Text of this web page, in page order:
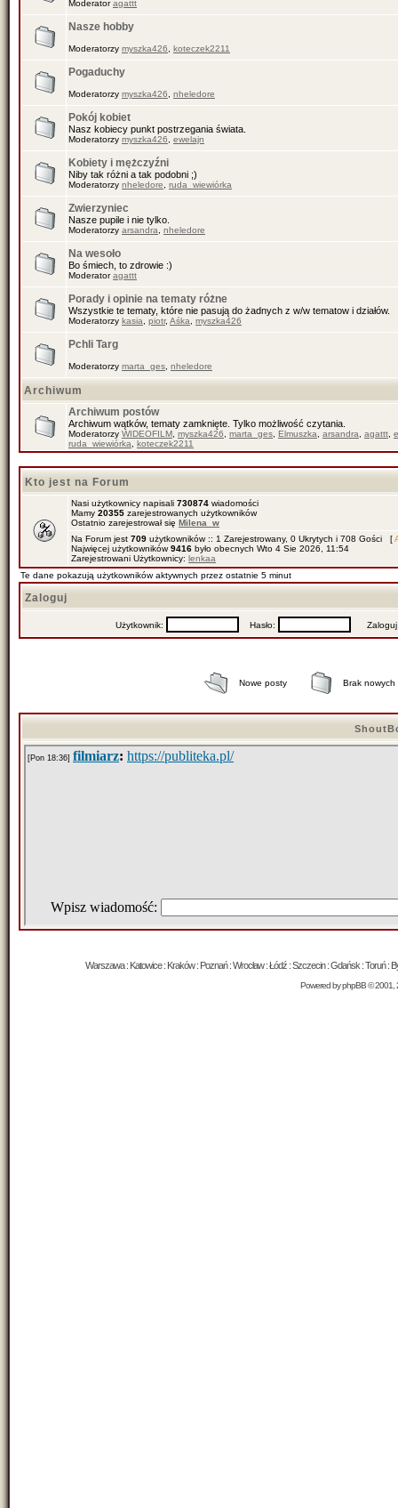
Moderatoragattt
Nasze hobby
Moderatorzy myszka426 koteczek2211
Pogaduchy
Moderatorzy myszka426 nheledore
Pokój kobiet
Nasz kobiecy punkt postrzegania świata.
Moderatorzy myszka426 ewelajn
Kobiety i mężczyźni
Niby tak różni a tak podobni ;)
Moderatorzy nheledore ruda_wiewiórka
Zwierzyniec
Nasze pupile i nie tylko.
Moderatorzy arsandra nheledore
Na wesoło
Bo śmiech, to zdrowie :)
Moderatoragattt
Porady i opinie na tematy różne
Wszystkie te tematy, które nie pasują do żadnych z w/w tematow i działów.
Moderatorzy kasia piotr, Aśka myszka426
Pchli Targ
Moderatorzy marta_ges nheledore
Archiwum
Archiwum postów
Archiwum wątków, tematy zamknięte. Tylko możliwość czytania.
Moderatorzy WIDEOFILM myszka426 marta_ges Elmuszka arsandra agattt
ruda_wiewiórka
koteczek2211
Kto jest na Forum
Nasi użytkownicy napisali 730874 wiadomości
Mamy 20355 zarejestrowanych użytkowników
Ostatnio zarejestrował się Milena_w
Na Forum jest 709 użytkowników :: 1 Zarejestrowany, 0 Ukrytych i 708 Gości [
Najwięcej użytkowników9416 było obecnych Wto 4 Sie 2026, 11:54
Zarejestrowani Użytkownicy: lenkaa
Te dane pokazują użytkowników aktywnych przez ostatnie 5 minut
Zaloguj
Użytkownik: Hasło: Zaloguj
Nowe posty Brak nowych
Warszawa : Katowice : Kraków : Poznań : Wrocław : Łódź : Szczecin : Gdańsk : Toruń :
Powered byphpBB© 2001,